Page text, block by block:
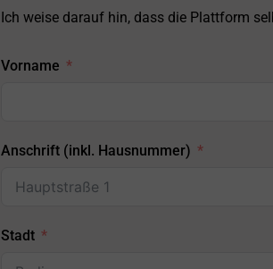
Ich weise darauf hin, dass die Plattform
Vorname
Anschrift (inkl. Hausnummer)
Stadt